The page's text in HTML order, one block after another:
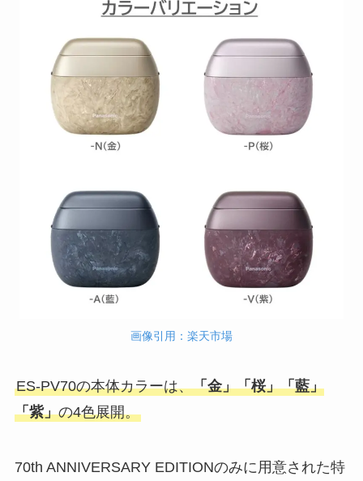
画像引用：楽天市場
ES-PV70の本体カラーは、「金」「桜」「藍」
「紫」の4色展開。
70th ANNIVERSARY EDITIONのみに用意された特